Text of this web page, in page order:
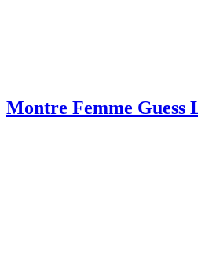
Montre Femme Guess